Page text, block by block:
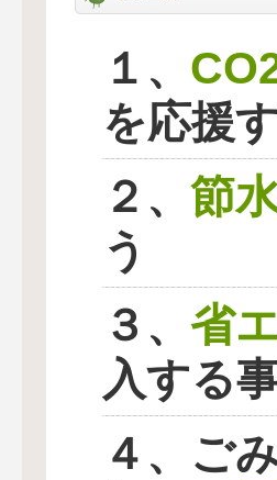
１、
を応援
２、 節
う
３、 省
入する
４、ご